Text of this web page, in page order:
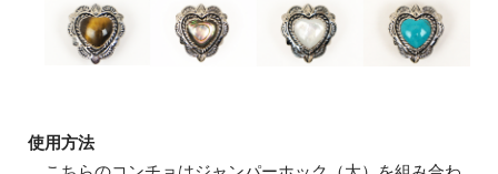
使用方法